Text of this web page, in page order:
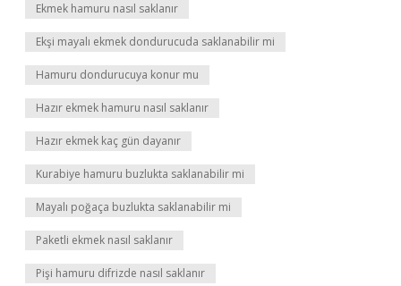
Ekmek hamuru nasıl saklanır
Ekşi mayalı ekmek dondurucuda saklanabilir mi
Hamuru dondurucuya konur mu
Hazır ekmek hamuru nasıl saklanır
Hazır ekmek kaç gün dayanır
Kurabiye hamuru buzlukta saklanabilir mi
Mayalı poğaça buzlukta saklanabilir mi
Paketli ekmek nasıl saklanır
Pişi hamuru difrizde nasıl saklanır